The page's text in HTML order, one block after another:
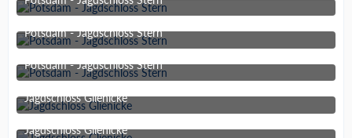
9. August 2022 um 19:59
Potsdam - Jagdschloss Stern
9. August 2022 um 19:59
Potsdam - Jagdschloss Stern
9. August 2022 um 19:59
Jagdschloss Glienicke
26. Dezember 2021 um 16:13
Jagdschloss Glienicke